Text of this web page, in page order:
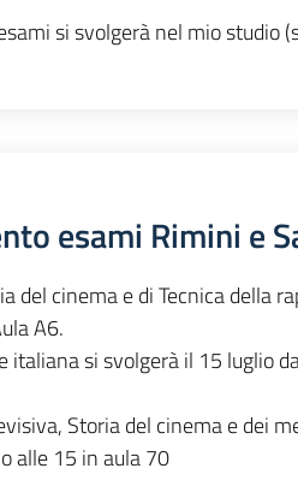
si svolgerà nel mio studio
esami Rimini e
del cinema e di Tecnica della
A6.
italiana si svolgerà il 15 luglio
Storia del cinema e dei
alle 15 in aula 70